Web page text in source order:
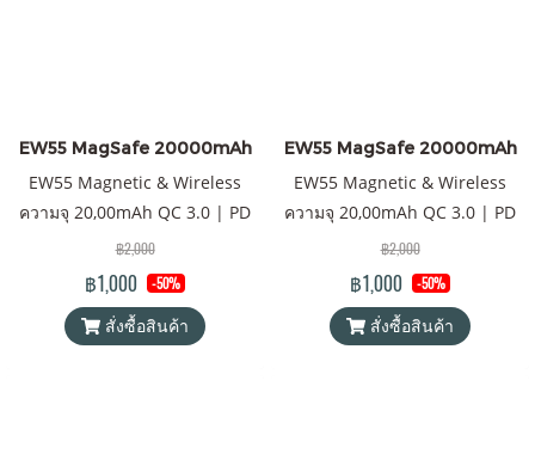
EW55 MagSafe 20000mAh
EW55 Magnetic & Wireless
ความจุ 20,00mAh QC 3.0 | PD
20W แบตเตอรี่สำรองไร้สายระบบ
แม่เหล็ก พาวเวอร์แบงค์ &
Wireless Charger Orsen by
Eloop ของแท้ 100% ได้รับ
฿2,000
฿1,000 -50%
สั่งซื้อสินค้า
EW55 MagSafe 20000mAh
EW55 Magnetic & Wireless
ความจุ 20,00mAh QC 3.0 | PD
20W แบตเตอรี่สำรองไร้สายระบบ
แม่เหล็ก พาวเวอร์แบงค์ &
Wireless Charger Orsen by
Eloop ของแท้ 100% ได้รับ
฿2,000
฿1,000 -50%
สั่งซื้อสินค้า